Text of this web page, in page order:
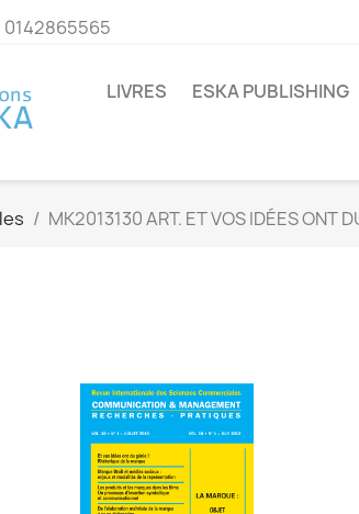
0142865565
LIVRES ESKA PUBLISHING
MK2013130 ART. ET VOS IDÉES ONT